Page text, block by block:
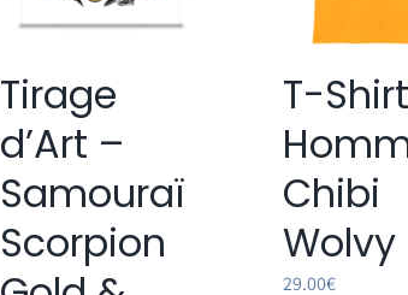
Tirage
d’Art –
Samouraï
Scorpion
T-Shirt
Chibi
Wolvy
29.00€